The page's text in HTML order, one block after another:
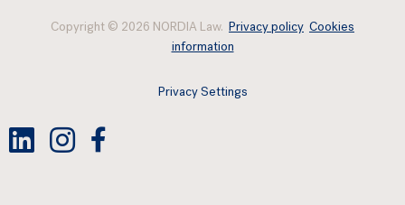
Copyright © 2026 NORDIA Law. Privacy policy Cookies
information
Privacy Settings